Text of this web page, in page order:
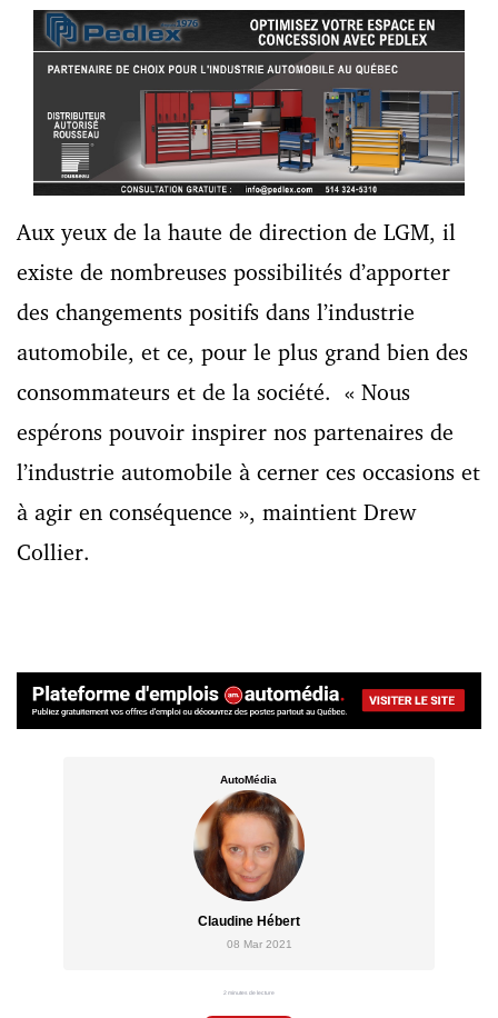
AutoMédia
Claudine Hébert
08 Mar 2021
2 minutes de lecture
Aux yeux de la haute de direction de LGM, il
existe de nombreuses possibilités d’apporter
des changements positifs dans l’industrie
automobile, et ce, pour le plus grand bien des
consommateurs et de la société. « Nous
espérons pouvoir inspirer nos partenaires de
l’industrie automobile à cerner ces occasions et
à agir en conséquence », maintient Drew
Collier.